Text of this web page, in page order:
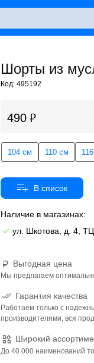
Шорты из
Код: 495192
490
104 см 110 см
Наличие в магазинах:
ул. Шкотова, д. 4,
Выгодная цена
Мы предлагаем
Гарантия качества
Работаем только с
производителями, вся
Широкий
До 40 000 наименований